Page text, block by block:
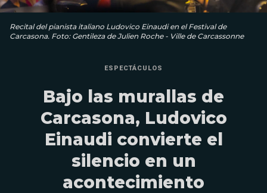
Recital del pianista italiano Ludovico Einaudi en el Festival de
Carcasona. Foto: Gentileza de Julien Roche - Ville de Carcassonne
ESPECTÁCULOS
Bajo las murallas de
Carcasona, Ludovico
Einaudi convierte el
silencio en un
acontecimiento